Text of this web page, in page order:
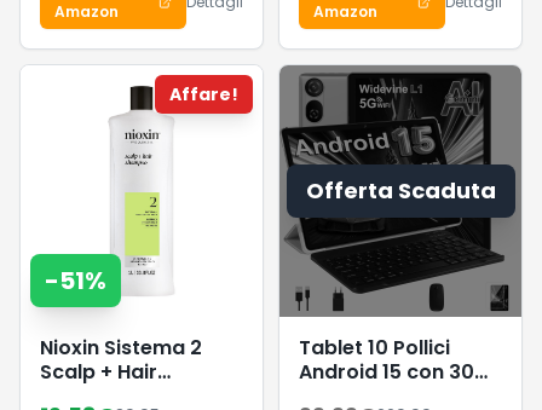
Extra Potere
Sgrassante, Extra
Brillantezza, Pulizia
Amazon
Monitoraggio del
Sonno, Calcolatori
per Android iOS
Amazon
Affare!
-51%
Nioxin Sistema 2
Scalp + Hair
Offerta Scaduta
Tablet 10 Pollici
Android 15 con 30